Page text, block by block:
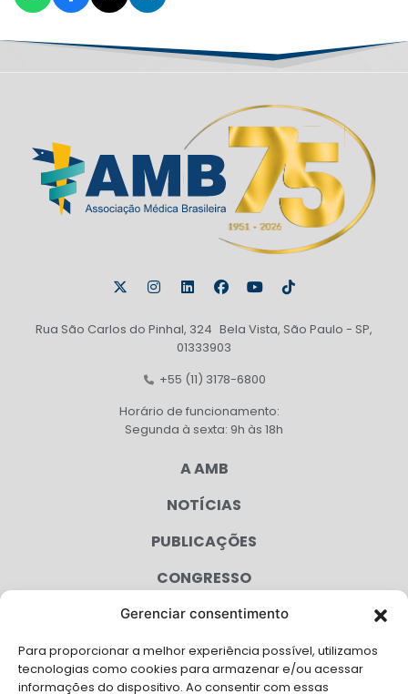
Gerenciar consentimento
Para proporcionar a melhor experiência possível, utilizamos
tecnologias como cookies para armazenar e/ou acessar
informações do dispositivo. Ao consentir com essas
Rua São Carlos do Pinhal, 324 Bela Vista, São Paulo - SP,
01333903
+55 (11) 3178-6800
Horário de funcionamento:
Segunda à sexta: 9h às 18h
A AMB
NOTÍCIAS
PUBLICAÇÕES
CONGRESSO
AGENDA
CAMPANHAS